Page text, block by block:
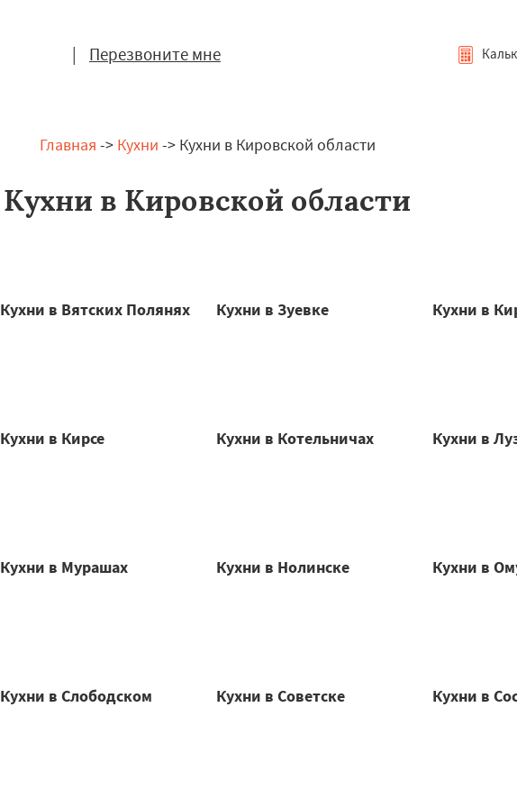
| Перезвоните мне
Главная -> Кухни -> Кухни в Кировской области
Кухни в Кировской области
Кухни в Вятских Полянях Кухни в Зуевке Кухни в
Кухни в Кирсе Кухни в Котельничах Кухни в
Кухни в Мурашах Кухни в Нолинске Кухни в
Кухни в Слободском Кухни в Советске Кухни в